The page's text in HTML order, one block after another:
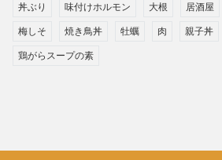
丼ぶり 味付けホルモン 大根 居酒屋
梅しそ 焼き鳥丼 牡蠣 肉 親子丼
鶏がらスープの素